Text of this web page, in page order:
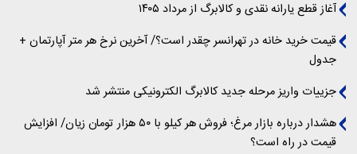
آغاز قطع یارانه نقدی و کالابرگ از مرداد ۱۴۰۵
قیمت خرید خانه در تهرانسر چقدر است؟/ آخرین نرخ هر متر آپارتمان +
جدول
جزییات واریز مرحله جدید کالابرگ الکترونیکی منتشر شد
هشدار درباره بازار مرغ؛ فروش هر کیلو با ۵۰ هزار تومان زیان/ افزایش
قیمت در راه است؟